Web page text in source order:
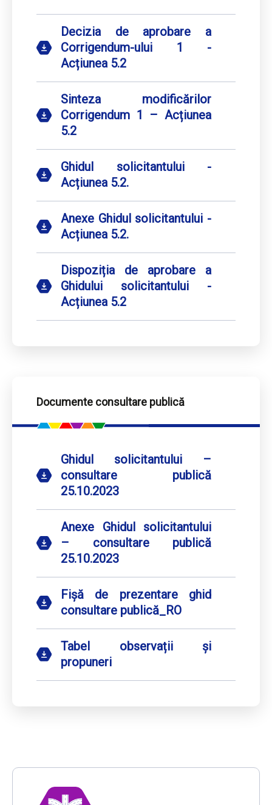
Decizia de aprobare a
Corrigendum-ului 1 -
Acțiunea 5.2
Sinteza modificărilor
Corrigendum 1 – Acțiunea
5.2
Ghidul solicitantului -
Acțiunea 5.2.
Anexe Ghidul solicitantului -
Acțiunea 5.2.
Dispoziția de aprobare a
Ghidului solicitantului -
Acțiunea 5.2
Documente consultare publică
Ghidul solicitantului –
consultare publică
25.10.2023
Anexe Ghidul solicitantului
– consultare publică
25.10.2023
Fișă de prezentare ghid
consultare publică_RO
Tabel observații și
propuneri